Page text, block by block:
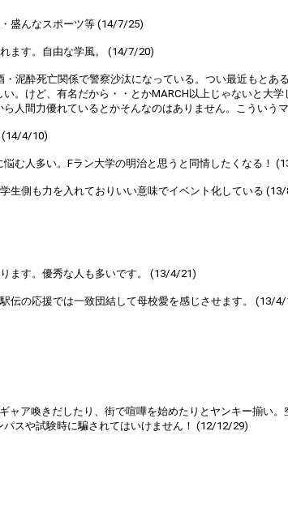
盛んなスポーツ等 (14/7/25)
ます。自由な学風。 (14/7/20)
泥酔死亡関係で警察沙汰になっている。つい最近もと
。けど、有名だから・・とかMARCH以上じゃないと大
人間力優れているとかそんなのはありません。こうい
(14/4/10)
む人多い。Fラン大学の明治と思うと同情したくなる！
生側も力を入れておりいい意味でイベント化している
ます。優秀な人も多いです。 (13/4/21)
伝の応援では一致団結して母校愛を感じさせます。 (13/4/
ア喚きだしたり、街で喧嘩を始めたりとヤンキー揃い
スや試験時に騙されてはいけません！ (12/12/29)